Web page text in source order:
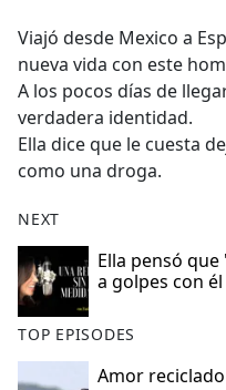
b
o
o
k
Viajó desde Mexico a
nueva vida con este
A los pocos días de
verdadera identidad.
Ella dice que le cuesta
como una droga.
NEXT
Ella pensó
a golpes con él
TOP EPISODES
Amor reciclado